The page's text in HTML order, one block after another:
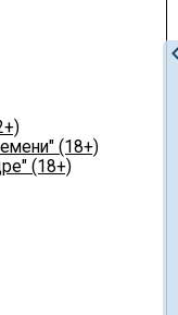
(18+)
(18+)